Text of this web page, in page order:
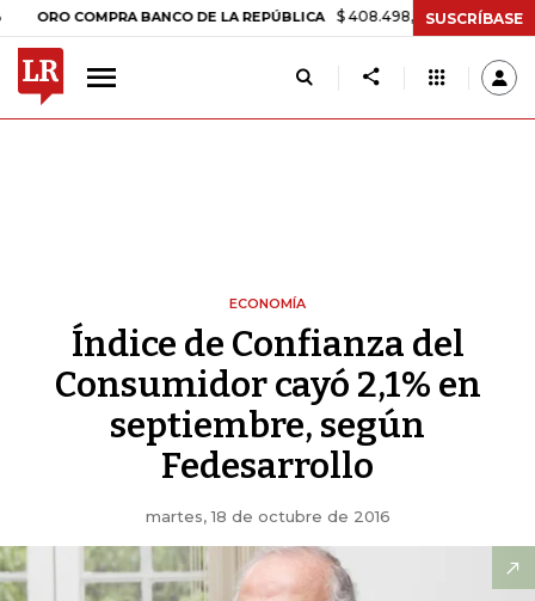
COMPRA BANCO DE LA REPÚBLICA $ 408.498,97 +$ 8.753,81 +2,19%
SUSCRÍBASE
ECONOMÍA
Índice de Confianza del
Consumidor cayó 2,1% en
septiembre, según
Fedesarrollo
martes, 18 de octubre de 2016